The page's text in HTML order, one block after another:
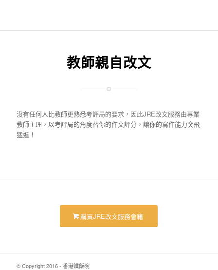
教師親自改文
沒有任何人比教師更熟悉考評局的要求，因此JRE改文服務由專業
教師主理，以考評局的角度替你的作文評分，讓你的寫作能力突飛
猛進！
購買JRE改文服務會籍
© Copyright 2016 - 香港鐵飯碗